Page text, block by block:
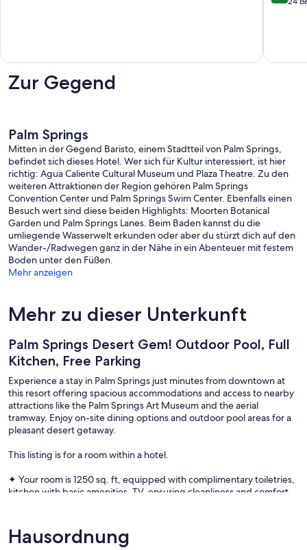
Zur Gegend
Palm Springs
Mitten in der Gegend Baristo, einem Stadtteil von Palm Springs,
befindet sich dieses Hotel. Wer sich für Kultur interessiert, ist hier
richtig: Agua Caliente Cultural Museum und Plaza Theatre. Zu den
weiteren Attraktionen der Region gehören Palm Springs
Convention Center und Palm Springs Swim Center. Ebenfalls einen
Besuch wert sind diese beiden Highlights: Moorten Botanical
Garden und Palm Springs Lanes. Beim Baden kannst du die
umliegende Wasserwelt erkunden oder aber du stürzt dich auf den
Wander-/Radwegen ganz in der Nähe in ein Abenteuer mit festem
Boden unter den Füßen.
Mehr anzeigen
Mehr zu dieser Unterkunft
Palm Springs Desert Gem! Outdoor Pool, Full
Kitchen, Free Parking
Experience a stay in Palm Springs just minutes from downtown at
this resort offering spacious accommodations and access to nearby
attractions like the Palm Springs Art Museum and the aerial
tramway. Enjoy on-site dining options and outdoor pool areas for a
pleasant desert getaway.
This listing is for a room within a hotel.
✦ Your room is 1250 sq. ft, equipped with complimentary toiletries,
kitchen with basic amenities, TV, ensuring cleanliness and comfort
✦ Cleaning services availability and frequency vary by stay
Hausordnung